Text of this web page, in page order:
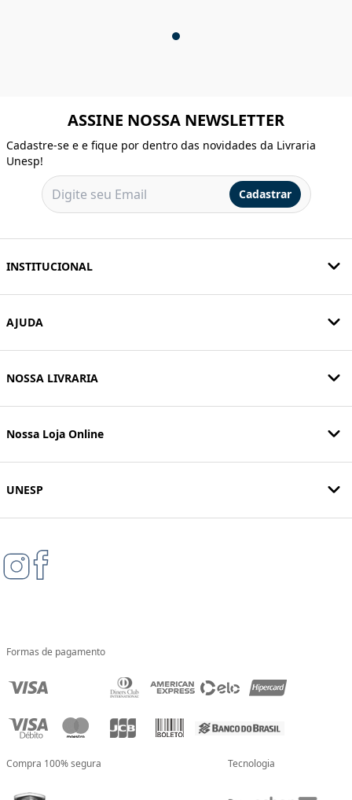
ASSINE NOSSA NEWSLETTER
Cadastre-se e e fique por dentro das novidades da Livraria
Unesp!
Cadastrar
INSTITUCIONAL
AJUDA
NOSSA LIVRARIA
Nossa Loja Online
UNESP
Formas de pagamento
Compra 100% segura Tecnologia